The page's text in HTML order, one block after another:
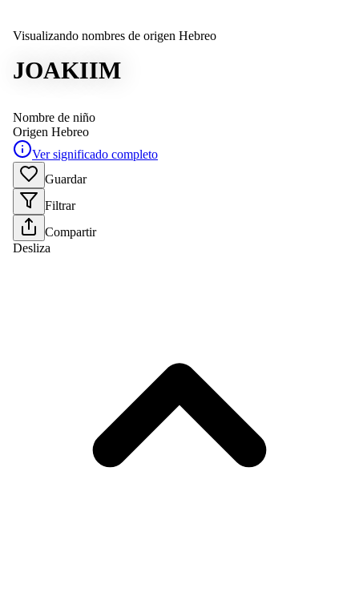
Visualizando nombres de origen Hebreo
JOAKIIM
Nombre de niño
Origen Hebreo
Ver significado completo
Guardar
Filtrar
Compartir
Desliza